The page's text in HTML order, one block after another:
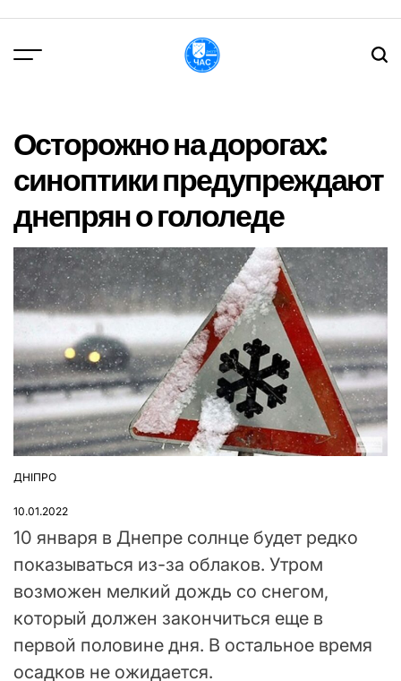
вмісту
Осторожно на дорогах:
синоптики предупреждают
днепрян о гололеде
ОПУБЛІКУВАТИ
ДНІПРО
10.01.2022
10 января в Днепре солнце будет редко
показываться из-за облаков. Утром
возможен мелкий дождь со снегом,
который должен закончиться еще в
первой половине дня. В остальное время
осадков не ожидается.